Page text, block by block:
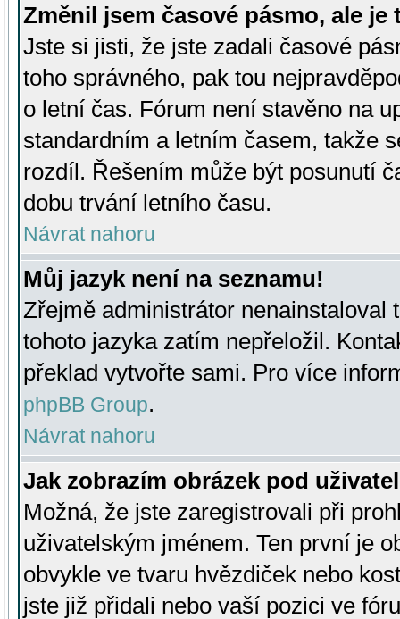
Změnil jsem časové pásmo, ale je
Jste si jisti, že jste zadali časové
toho správného, pak tou
o letní čas. Fórum není stavěno na
standardním a letním časem, takže
rozdíl. Řešením může být posunutí
dobu trvání letního času.
Návrat nahoru
Můj jazyk není na seznamu!
Zřejmě administrátor nenainstaloval
tohoto jazyka zatím nepřeložil.
překlad vytvořte sami. Pro více
phpBB Group.
Návrat nahoru
Jak zobrazím obrázek pod
Možná, že jste zaregistrovali při
uživatelským jménem. Ten první je
obvykle ve tvaru hvězdiček nebo
jste již přidali nebo vaší pozici ve